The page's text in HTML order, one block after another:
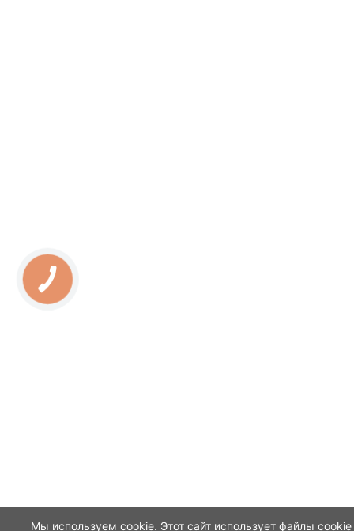
Мы используем cookie. Этот сайт использует файлы cookie